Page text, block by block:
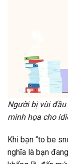
Người bị vùi
minh họa cho
Khi bạn “to be
nghĩa là bạn